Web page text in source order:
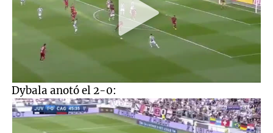
Dybala anotó el 2-0: